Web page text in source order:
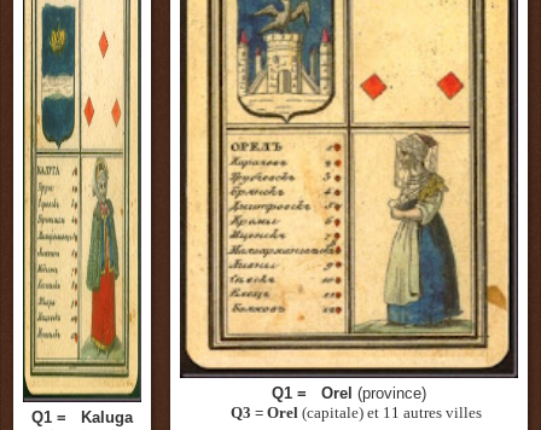
Q1 = Orel (province)
Q3 = Orel (capitale) et 11 autres villes
Q1 = Kaluga